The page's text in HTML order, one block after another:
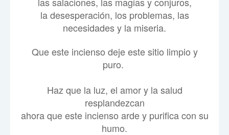
la desesperación, los problemas, las
necesidades y la miseria.
Que este incienso deje este sitio limpio y
puro.
Haz que la luz, el amor y la salud
resplandezcan
ahora que este incienso arde y purifica con su
humo.